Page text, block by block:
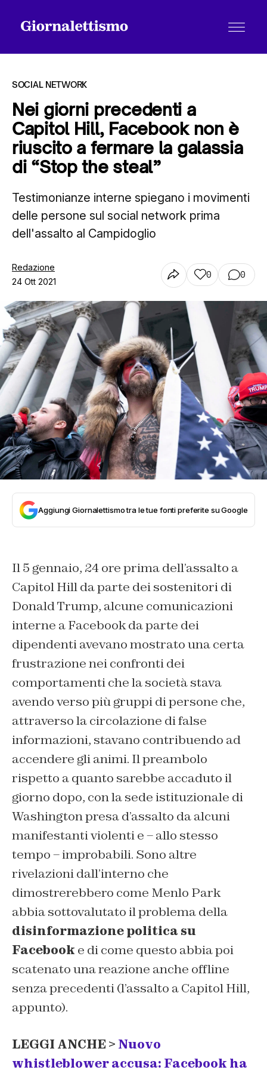
Tutti gli articoli
Contatti
SOCIAL NETWORK
Nei giorni precedenti a
Capitol Hill, Facebook non è
riuscito a fermare la galassia
di “Stop the steal”
Testimonianze interne spiegano i movimenti
delle persone sul social network prima
dell'assalto al Campidoglio
Redazione
24 Ott 2021
0 0
Aggiungi Giornalettismo tra le tue fonti preferite su Google
Il 5 gennaio, 24 ore prima dell’assalto a
Capitol Hill da parte dei sostenitori di
Donald Trump, alcune comunicazioni
interne a Facebook da parte dei
dipendenti avevano mostrato una certa
frustrazione nei confronti dei
comportamenti che la società stava
avendo verso più gruppi di persone che,
attraverso la circolazione di false
informazioni, stavano contribuendo ad
accendere gli animi. Il preambolo
rispetto a quanto sarebbe accaduto il
giorno dopo, con la sede istituzionale di
Washington presa d’assalto da alcuni
manifestanti violenti e – allo stesso
tempo – improbabili. Sono altre
rivelazioni dall’interno che
dimostrerebbero come Menlo Park
abbia sottovalutato il problema della
disinformazione politica su
Facebook e di come questo abbia poi
scatenato una reazione anche offline
senza precedenti (l’assalto a Capitol Hill,
appunto).
LEGGI ANCHE > Nuovo
whistleblower accusa: Facebook ha